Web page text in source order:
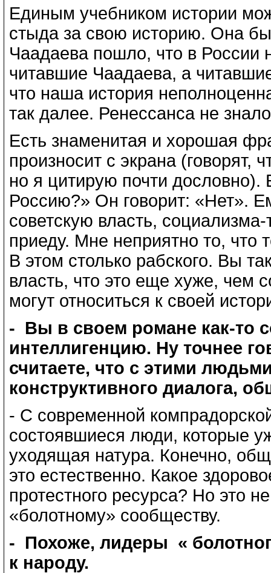
Единым учебником истории
стыда за свою историю. Она
Чаадаева пошло, что в России
читавшие Чаадаева, а
что наша история
так далее. Ренессанса не
Есть знаменитая и хорошая
произносит с экрана (говорят,
но я цитирую почти
Россию?» Он говорит: «Нет».
советскую власть,
приеду. Мне неприятно то, что
В этом столько рабского. Вы
власть, что это еще хуже, чем
могут относиться к своей
- Вы в своем романе как-то
интеллигенцию. Ну точнее
считаете, что с этими
конструктивного диалога,
- С современной
состоявшиеся люди, которые
уходящая натура. Конечно,
это естественно. Какое
протестного ресурса? Но это
«болотному» сообществу.
- Похоже, лидеры «
к народу.